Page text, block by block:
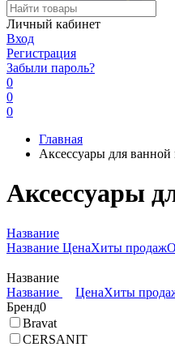
Личный кабинет
Вход
Регистрация
Забыли пароль?
0
0
0
Главная
Аксессуары для
Аксессуары
Название
Название ЦенаХиты продаж
Название
Название
ЦенаХиты
Бренд0
Bravat
CERSANIT